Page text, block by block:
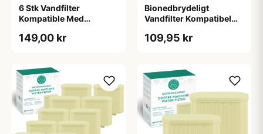
6 Stk Vandfilter
Kompatible Med
Wave KWF-008
149,00 kr
Bionedbrydeligt
Vandfilter Kompatibel
AquaClean - Pure Wave
109,95 kr